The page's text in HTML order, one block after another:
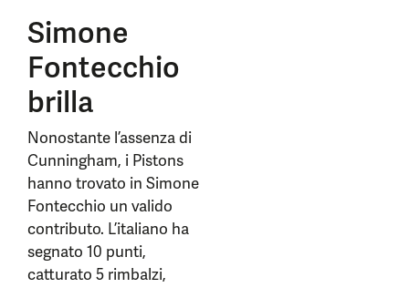
Simone
Fontecchio
brilla
Nonostante l’assenza di
Cunningham, i Pistons
hanno trovato in Simone
Fontecchio un valido
contributo. L’italiano ha
segnato 10 punti,
catturato 5 rimbalzi,